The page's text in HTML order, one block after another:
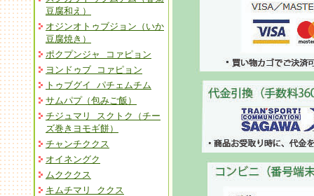
豆腐和え）
オジンオトゥブジョン（いか
豆腐焼き）
ポクプンジャ コァピョン
ヨンドゥブ コァピョン
トゥブグイ パチェムチム
サムパプ（包みご飯）
チジュマリ スクトク（チー
ズ巻きヨモギ餅）
チャンチククス
オイネングク
ムクククス
キムチマリ ククス